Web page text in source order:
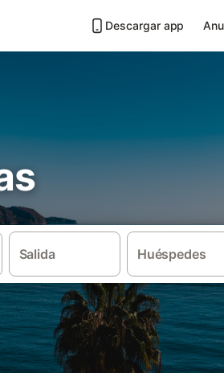
Descargar app
Salida Huéspedes